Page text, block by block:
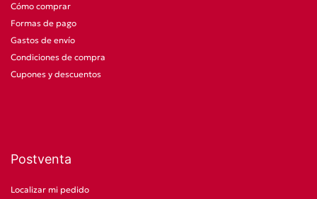
Cómo comprar
Formas de pago
Gastos de envío
Condiciones de compra
Cupones y descuentos
Postventa
Localizar mi pedido